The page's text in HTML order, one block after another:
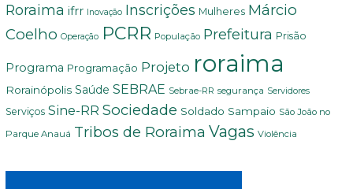
Roraima ifrr Inovação Inscrições Mulheres Márcio
Coelho Operação PCRR População Prefeitura Prisão
Programa Programação Projeto roraima
Rorainópolis Saúde SEBRAE Sebrae-RR segurança Servidores
Serviços Sine-RR Sociedade Soldado Sampaio São João no
Parque Anauá Tribos de Roraima Vagas Violência